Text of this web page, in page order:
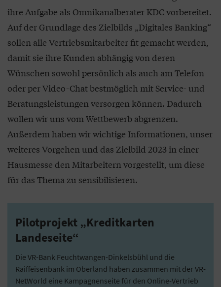
ihre Aufgabe als Omnikanalberater KDC vorbereitet.
Auf der Grundlage des Zielbilds „Digitales Banking“
sollen alle Vertriebsmitarbeiter fit gemacht werden,
damit sie ihre Kunden abhängig von deren
Wünschen sowohl persönlich als auch am Telefon
oder per Video-Chat bestmöglich mit Service- und
Beratungsleistungen versorgen können. Dadurch
wollen wir uns vom Wettbewerb abgrenzen.
Außerdem haben wir wichtige Informationen, unser
weiteres Vorgehen und das Zielbild 2023 in einer
Hausmesse den Mitarbeitern vorgestellt, um diese
für das Thema zu sensibilisieren.
Pilotprojekt „Kreditkarten
Landeseite“
Die VR-Bank Feuchtwangen-Dinkelsbühl und die
Raiffeisenbank im Oberland haben zusammen mit der VR-
NetWorld eine Kampagnenseite für den Online-Vertrieb